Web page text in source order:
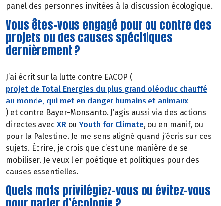
panel des personnes invitées à la discussion écologique.
Vous êtes-vous engagé pour ou contre des
projets ou des causes spécifiques
dernièrement ?
J’ai écrit sur la lutte contre EACOP (
projet de Total Energies du plus grand oléoduc chauffé
au monde, qui met en danger humains et animaux
) et contre Bayer-Monsanto. J’agis aussi via des actions
directes avec XR ou Youth for Climate, ou en manif, ou
pour la Palestine. Je me sens aligné quand j’écris sur ces
sujets. Écrire, je crois que c’est une manière de se
mobiliser. Je veux lier poétique et politiques pour des
causes essentielles.
Quels mots privilégiez-vous ou évitez-vous